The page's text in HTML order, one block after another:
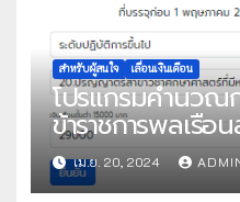
สำหรับผู้สนใจ เลื่อนเงินเดือน
โปรแกรมคำนวณ
ข้าราชการพลเรื
คุณวุฒิของสถาน
บรรจุก่อน 1 พฤ
เม.ย. 20, 2024